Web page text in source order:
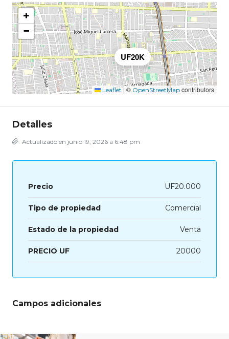
UF20K
+
−
Leaflet |©OpenStreetMap contributors
Detalles
Actualizado en junio 19, 2026 a 6:48 pm
Precio UF20.000
Tipo de propiedad Comercial
Estado de la propiedad Venta
PRECIO UF 20000
Campos adicionales